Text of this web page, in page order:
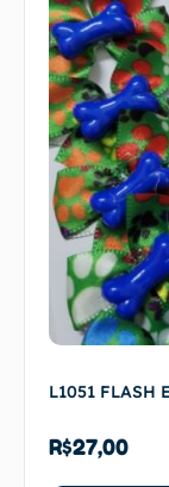
L1051 FLASH
R$27,00